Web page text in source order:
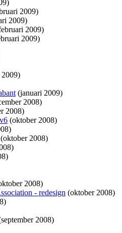
2009)
2009)
2009)
2009)
(januari 2009)
2008)
2008)
(oktober 2008)
(oktober 2008)
2008)
- redesign (oktober 2008)
2008)